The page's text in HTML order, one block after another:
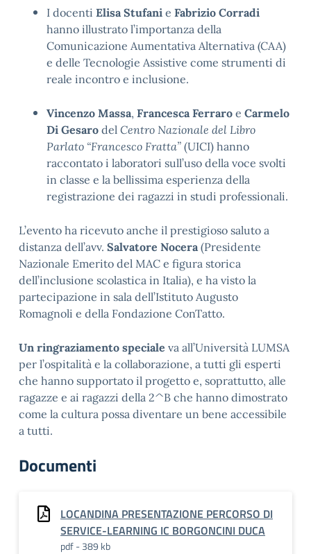
I docenti Elisa Stufani e Fabrizio Corradi
hanno illustrato l’importanza della
Comunicazione Aumentativa Alternativa (CAA)
e delle Tecnologie Assistive come strumenti di
reale incontro e inclusione.
Vincenzo Massa, Francesca Ferraro e Carmelo
Di Gesaro del Centro Nazionale del Libro
Parlato “Francesco Fratta” (UICI) hanno
raccontato i laboratori sull’uso della voce svolti
in classe e la bellissima esperienza della
registrazione dei ragazzi in studi professionali.
L’evento ha ricevuto anche il prestigioso saluto a
distanza dell’avv. Salvatore Nocera(Presidente
Nazionale Emerito del MAC e figura storica
dell’inclusione scolastica in Italia), e ha visto la
partecipazione in sala dell’Istituto Augusto
Romagnoli e della Fondazione ConTatto.
Un ringraziamento speciale va all’Università LUMSA
per l’ospitalità e la collaborazione, a tutti gli esperti
che hanno supportato il progetto e, soprattutto, alle
ragazze e ai ragazzi della 2^B che hanno dimostrato
come la cultura possa diventare un bene accessibile
a tutti.
Documenti
LOCANDINA PRESENTAZIONE PERCORSO DI
SERVICE-LEARNING IC BORGONCINI DUCA
pdf - 389 kb